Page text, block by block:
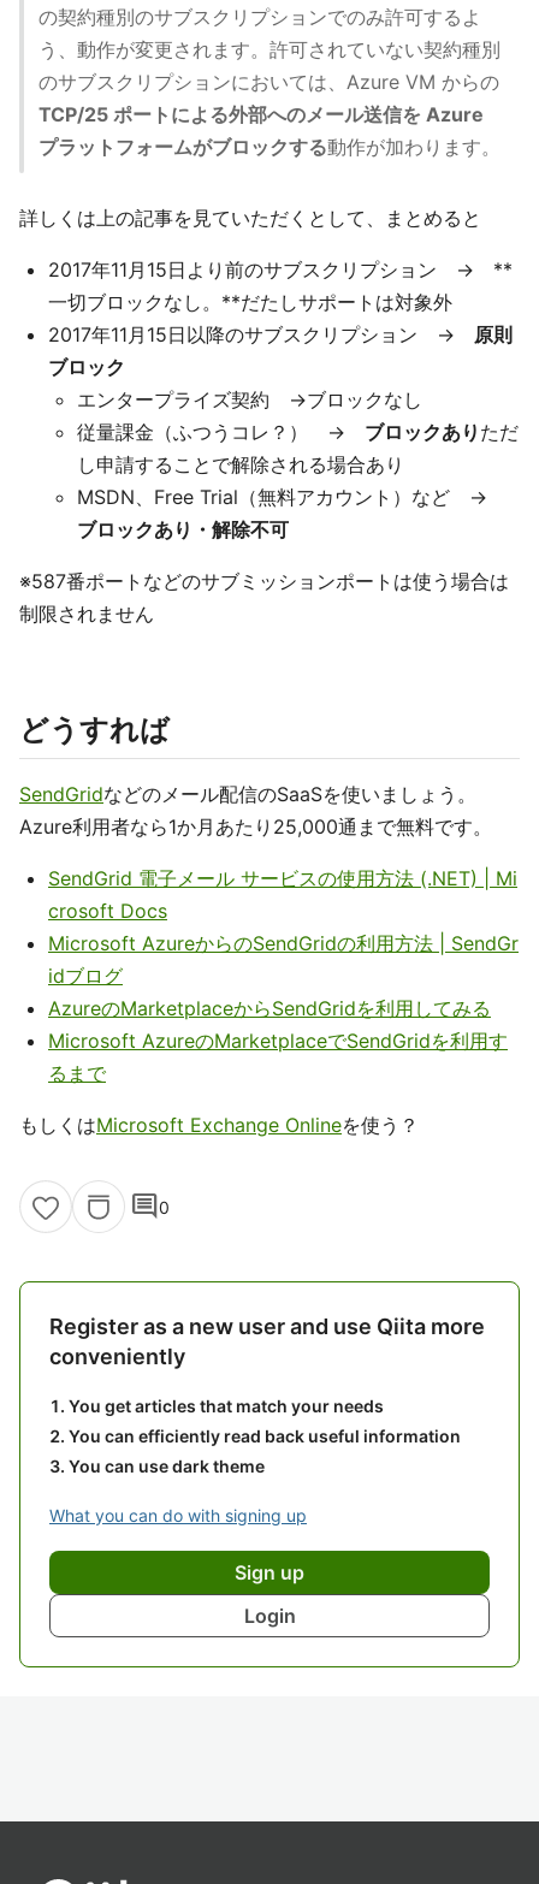
の契約種別のサブスクリプションでのみ許可するよ
う、動作が変更されます。許可されていない契約種別
のサブスクリプションにおいては、Azure VM からの
TCP/25 ポートによる外部へのメール送信を Azure
プラットフォームがブロックする動作が加わります。
詳しくは上の記事を見ていただくとして、まとめると
2017年11月15日より前のサブスクリプション → **
一切ブロックなし。**だたしサポートは対象外
2017年11月15日以降のサブスクリプション → 原則
ブロック
エンタープライズ契約 →ブロックなし
従量課金（ふつうコレ？） → ブロックあり ただ
し申請することで解除される場合あり
MSDN、Free Trial（無料アカウント）など →
ブロックあり・解除不可
※587番ポートなどのサブミッションポートは使う場合は
制限されません
どうすれば
SendGridなどのメール配信のSaaSを使いましょう。
Azure利用者なら1か月あたり25,000通まで無料です。
SendGrid 電子メール サービスの使用方法 (.NET) | Mi
crosoft Docs
Microsoft AzureからのSendGridの利用方法 | SendGr
idブログ
AzureのMarketplaceからSendGridを利用してみる
Microsoft AzureのMarketplaceでSendGridを利用す
るまで
もしくはMicrosoft Exchange Onlineを使う？
comment0
Register as a new user and use Qiita more
conveniently
You get articles that match your needs
You can efficiently read back useful information
You can use dark theme
What you can do with signing up
Sign up
Login